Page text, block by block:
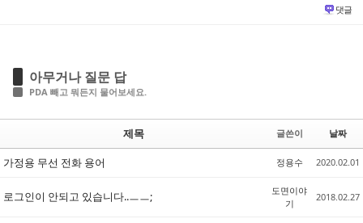
댓글
아무거나 질문 답
PDA 빼고 뭐든지 물어보세요.
제목 글쓴이 날짜
가정용 무선 전화 용어 정용수 2020.02.01
로그인이 안되고 있습니다..ㅡㅡ;
도면이야
기
2018.02.27